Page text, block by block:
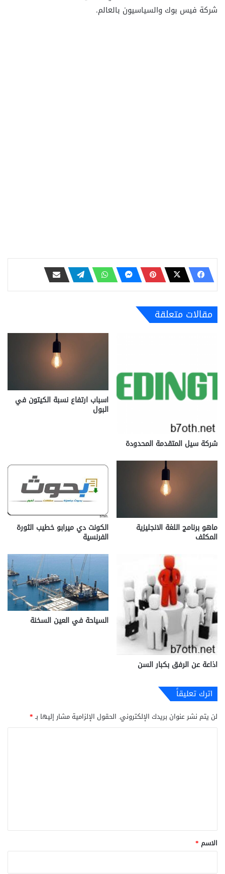
شركة فيس بوك والسياسيون بالعالم.
مقالات متعلقة
شركة سيل المتقدمة المحدودة
اسباب ارتفاع نسبة الكيتون في
البول
ماهو برنامج اللغة الانجليزية
المكثف
الكونت دي ميرابو خطيب الثورة
الفرنسية
اذاعة عن الرفق بكبار السن
السياحة في العين السخنة
اترك تعليقاً
لن يتم نشر عنوان بريدك الإلكتروني. الحقول الإلزامية مشار إليها بـ*
*
الاسم *